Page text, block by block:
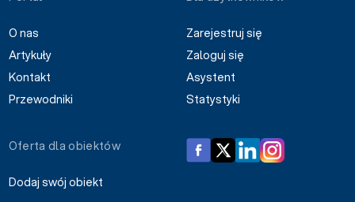
O nas
Artykuły
Kontakt
Przewodniki
Zarejestruj się
Zaloguj się
Asystent
Statystyki
Oferta dla obiektów
Dodaj swój obiekt